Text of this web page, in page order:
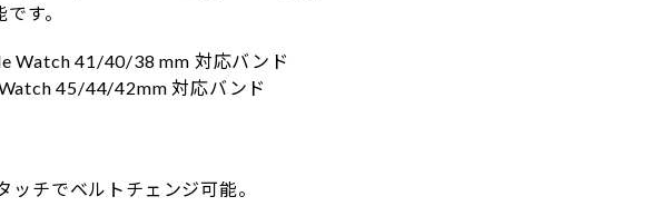
す。
41/40/38 mm 対応バンド
42mm 対応バンド
チでベルトチェンジ可能。